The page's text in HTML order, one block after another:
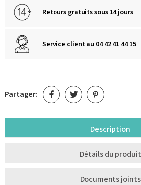
Retours gratuits sous 14 jours
Service client au 04 42 41 44 15
Partager:
Description
Détails du produit
Documents joints